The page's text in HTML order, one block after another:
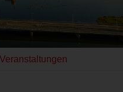
Veranstaltungen